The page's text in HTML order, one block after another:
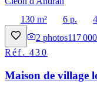
130 m²
6 p.
2 photos117
Réf.430
Maison de village